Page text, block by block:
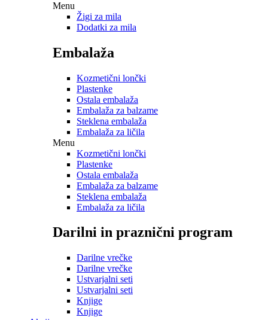
Menu
Žigi za mila
Dodatki za mila
Embalaža
Kozmetični lončki
Plastenke
Ostala embalaža
Embalaža za balzame
Steklena embalaža
Embalaža za ličila
Menu
Kozmetični lončki
Plastenke
Ostala embalaža
Embalaža za balzame
Steklena embalaža
Embalaža za ličila
Darilni in praznični program
Darilne vrečke
Darilne vrečke
Ustvarjalni seti
Ustvarjalni seti
Knjige
Knjige